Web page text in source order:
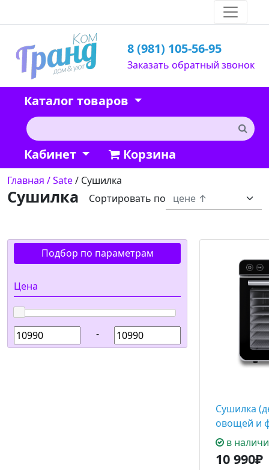
8 (981) 105-56-95
Заказать обратный звонок
Каталог товаров
Кабинет Корзина
Главная / Sate/ Сушилка
Сушилка Сортировать по
Подбор по параметрам
Цена
-
Сушилка
овощей и
в
10 990₽